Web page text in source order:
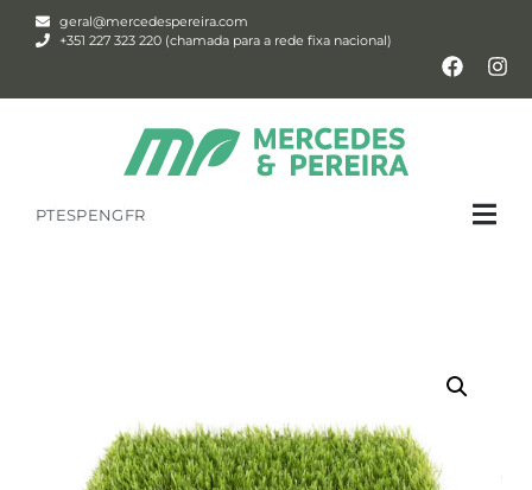
geral@mercedespereira.com
+351 227 323 220 (chamada para a rede fixa nacional)
PTESPENGFR